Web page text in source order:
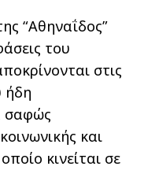
“Αθηναΐδος”
του
στις
ήδη
σαφώς
και
κινείται σε